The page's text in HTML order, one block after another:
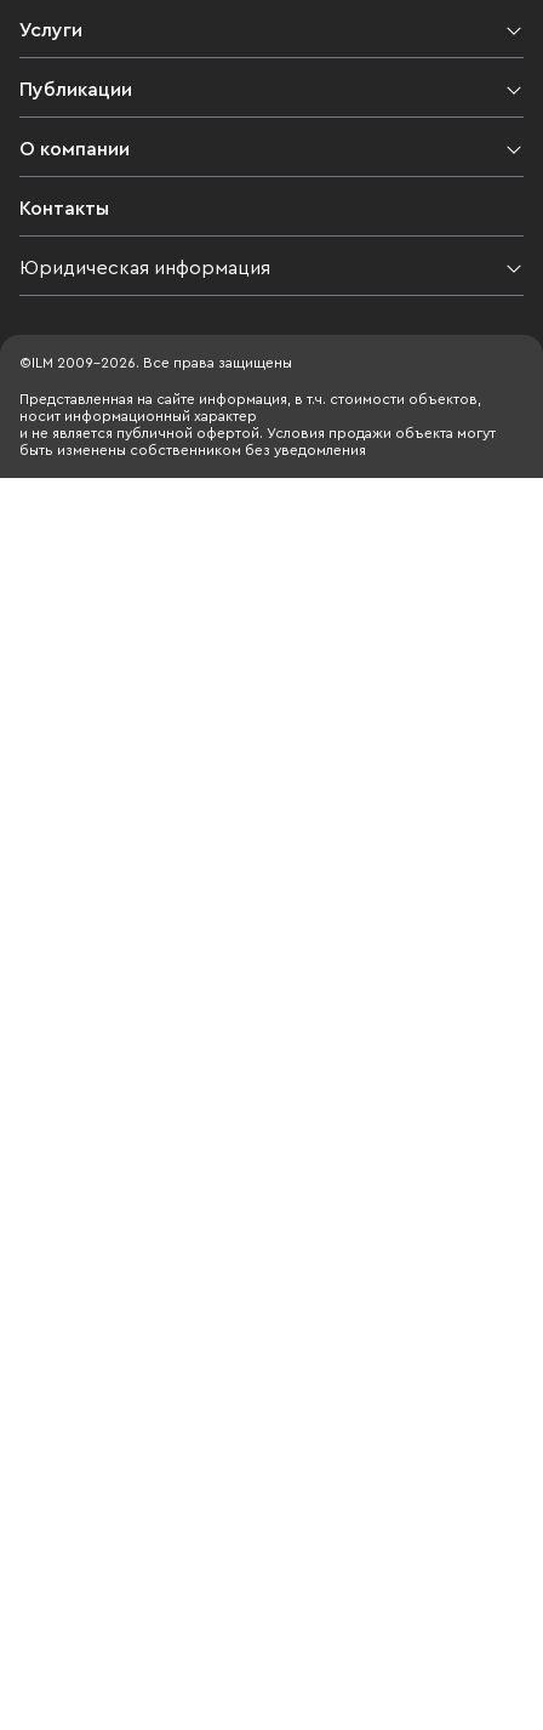
Услуги
Публикации
О компании
Контакты
Юридическая информация
©ILM 2009-2026. Все права защищены
Представленная на сайте информация, в т.ч. стоимости объектов,
носит информационный характер
и не является публичной офертой. Условия продажи объекта могут
быть изменены собственником без уведомления